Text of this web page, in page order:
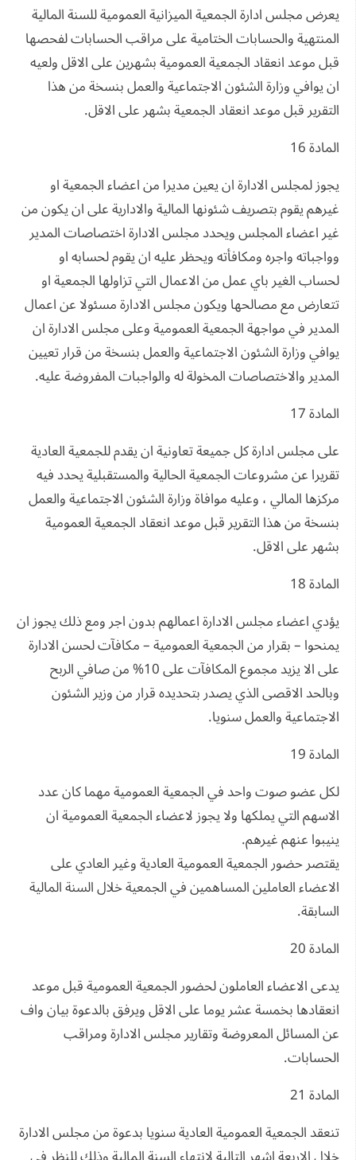
يعرض مجلس ادارة الجمعية الميزانية العمومية للسنة المالية
المنتهية والحسابات الختامية على مراقب الحسابات لفحصها
قبل موعد انعقاد الجمعية العمومية بشهرين على الاقل ولعيه
ان يوافي وزارة الشئون الاجتماعية والعمل بنسخة من هذا
التقرير قبل موعد انعقاد الجمعية بشهر على الاقل.
المادة 16
يجوز لمجلس الادارة ان يعين مديرا من اعضاء الجمعية او
غيرهم يقوم بتصريف شئونها المالية والادارية على ان يكون من
غير اعضاء المجلس ويحدد مجلس الادارة اختصاصات المدير
وواجباته واجره ومكافأته ويحظر عليه ان يقوم لحسابه او
لحساب الغير باي عمل من الاعمال التي تزاولها الجمعية او
تتعارض مع مصالحها ويكون مجلس الادارة مسئولا عن اعمال
المدير في مواجهة الجمعية العمومية وعلى مجلس الادارة ان
يوافي وزارة الشئون الاجتماعية والعمل بنسخة من قرار تعيين
المدير والاختصاصات المخولة له والواجبات المفروضة عليه.
المادة 17
على مجلس ادارة كل جميعة تعاونية ان يقدم للجمعية العادية
تقريرا عن مشروعات الجمعية الحالية والمستقبلية يحدد فيه
مركزها المالي ، وعليه موافاة وزارة الشئون الاجتماعية والعمل
بنسخة من هذا التقرير قبل موعد انعقاد الجمعية العمومية
بشهر على الاقل.
المادة 18
يؤدي اعضاء مجلس الادارة اعمالهم بدون اجر ومع ذلك يجوز ان
يمنحوا – بقرار من الجمعية العمومية – مكافآت لحسن الادارة
على الا يزيد مجموع المكافآت على 10% من صافي الربح
وبالحد الاقصى الذي يصدر بتحديده قرار من وزير الشئون
الاجتماعية والعمل سنويا.
المادة 19
لكل عضو صوت واحد في الجمعية العمومية مهما كان عدد
الاسهم التي يملكها ولا يجوز لاعضاء الجمعية العمومية ان
ينيبوا عنهم غيرهم.
يقتصر حضور الجمعية العمومية العادية وغير العادي على
الاعضاء العاملين المساهمين في الجمعية خلال السنة المالية
السابقة.
المادة 20
يدعى الاعضاء العاملون لحضور الجمعية العمومية قبل موعد
انعقادها بخمسة عشر يوما على الاقل ويرفق بالدعوة بيان واف
عن المسائل المعروضة وتقارير مجلس الادارة ومراقب
الحسابات.
المادة 21
تنعقد الجمعية العمومية العادية سنويا بدعوة من مجلس الادارة